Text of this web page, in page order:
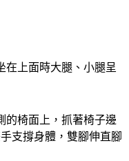
在上面時大腿、小腿呈
的椅面上，抓著椅子邊
支撐身體，雙腳伸直腳